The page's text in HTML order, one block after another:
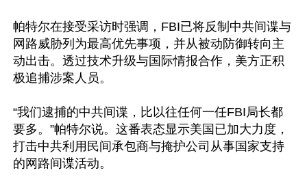
帕特尔在接受采访时强调，FBI已将反制中共间谍与
网路威胁列为最高优先事项，并从被动防御转向主
动出击。透过技术升级与国际情报合作，美方正积
极追捕涉案人员。
“我们逮捕的中共间谍，比以往任何一任FBI局长都
要多。”帕特尔说。这番表态显示美国已加大力度，
打击中共利用民间承包商与掩护公司从事国家支持
的网路间谍活动。